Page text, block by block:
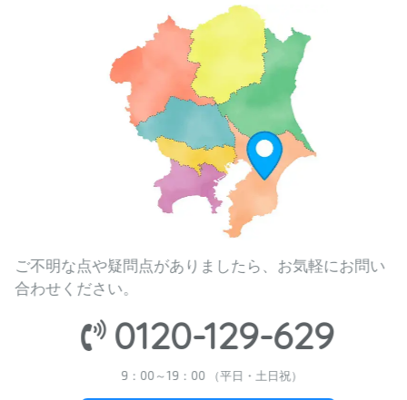
ご不明な点や疑問点がありましたら、お気軽にお問い
合わせください。
0120-129-629
9：00～19：00 （平日・土日祝）